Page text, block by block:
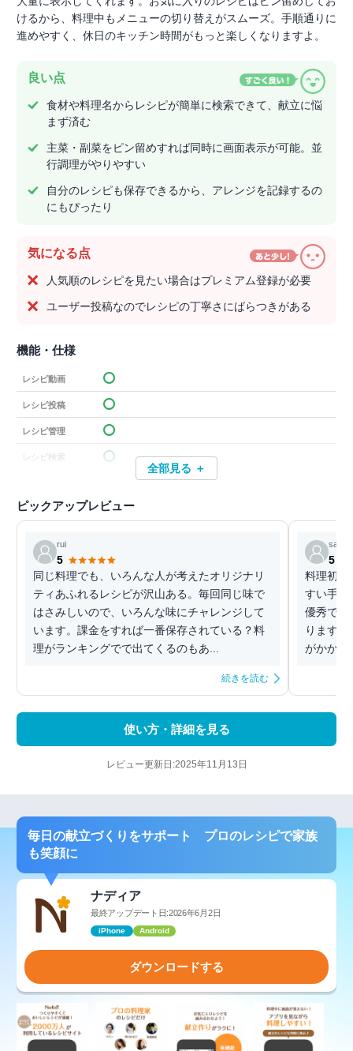
けるから、料理中もメニューの切り替えがスムーズ。手順通りに
進めやすく、休日のキッチン時間がもっと楽しくなりますよ。
良い点
食材や料理名からレシピが簡単に検索できて、献立に悩
まず済む
主菜・副菜をピン留めすれば同時に画面表示が可能。並
行調理がやりやすい
自分のレシピも保存できるから、アレンジを記録するの
にもぴったり
気になる点
人気順のレシピを見たい場合はプレミアム登録が必要
ユーザー投稿なのでレシピの丁寧さにばらつきがある
機能・仕様
レシピ動画
レシピ投稿
レシピ管理
全部見る ＋
ピックアップレビュー
rui
5
同じ料理でも、いろんな人が考えたオリジナリ
ティあふれるレシピが沢山ある。毎回同じ味で
はさみしいので、いろんな味にチャレンジして
います。課金をすれば一番保存されている？料
理がランキングでで出てくるのもあ...
続きを読む
same
5
料理初心
すい手順
優秀で、
ります
がかかる
使い方・詳細を見る
レビュー更新日:2025年11月13日
毎日の献立づくりをサポート プロのレシピで家族
も笑顔に
ナディア
最終アップデート日:2026年6月2日
iPhone Android
ダウンロードする